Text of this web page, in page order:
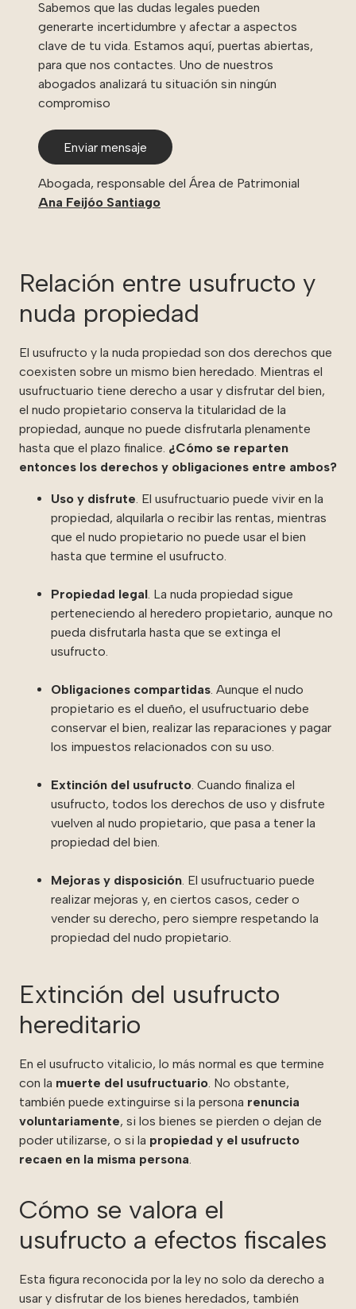
Sabemos que las dudas legales pueden
generarte incertidumbre y afectar a aspectos
clave de tu vida. Estamos aquí, puertas abiertas,
para que nos contactes. Uno de nuestros
abogados analizará tu situación sin ningún
compromiso
Enviar mensaje
Abogada, responsable del Área de Patrimonial
Ana Feijóo Santiago
Relación entre usufructo y
nuda propiedad
El usufructo y la nuda propiedad son dos derechos que
coexisten sobre un mismo bien heredado. Mientras el
usufructuario tiene derecho a usar y disfrutar del bien,
el nudo propietario conserva la titularidad de la
propiedad, aunque no puede disfrutarla plenamente
hasta que el plazo finalice. ¿Cómo se reparten
entonces los derechos y obligaciones entre ambos?
Uso y disfrute. El usufructuario puede vivir en la
propiedad, alquilarla o recibir las rentas, mientras
que el nudo propietario no puede usar el bien
hasta que termine el usufructo.
Propiedad legal. La nuda propiedad sigue
perteneciendo al heredero propietario, aunque no
pueda disfrutarla hasta que se extinga el
usufructo.
Obligaciones compartidas. Aunque el nudo
propietario es el dueño, el usufructuario debe
conservar el bien, realizar las reparaciones y pagar
los impuestos relacionados con su uso.
Extinción del usufructo. Cuando finaliza el
usufructo, todos los derechos de uso y disfrute
vuelven al nudo propietario, que pasa a tener la
propiedad del bien.
Mejoras y disposición. El usufructuario puede
realizar mejoras y, en ciertos casos, ceder o
vender su derecho, pero siempre respetando la
propiedad del nudo propietario.
Extinción del usufructo
hereditario
En el usufructo vitalicio, lo más normal es que termine
con la muerte del usufructuario. No obstante,
también puede extinguirse si la persona renuncia
voluntariamente, si los bienes se pierden o dejan de
poder utilizarse, o si la propiedad y el usufructo
recaen en la misma persona.
Cómo se valora el
usufructo a efectos fiscales
Esta figura reconocida por la ley no solo da derecho a
usar y disfrutar de los bienes heredados, también